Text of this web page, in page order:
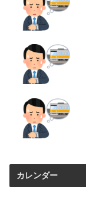
カレンダー